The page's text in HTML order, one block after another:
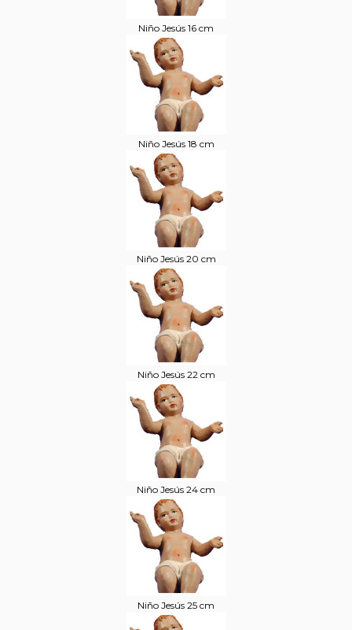
Niño Jesús 16 cm
Niño Jesús 18 cm
Niño Jesús 20 cm
Niño Jesús 22 cm
Niño Jesús 24 cm
Niño Jesús 25 cm